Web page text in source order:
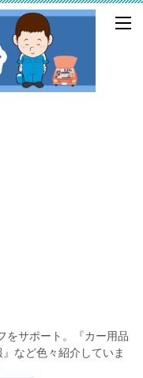
をサポート。『カー用品
など色々紹介していま